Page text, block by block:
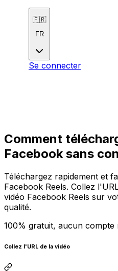
🇫🇷
FR
Se connecter
Comment
Facebook sans
Téléchargez rapidement et
Facebook Reels. Collez
vidéo Facebook Reels sur
qualité.
100% gratuit, aucun compte
Collez l'URL de la vidéo